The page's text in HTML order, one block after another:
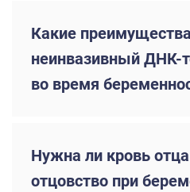
Какие
неинвазивный ДНК-
во время
Нужна ли кровь
отцовство при